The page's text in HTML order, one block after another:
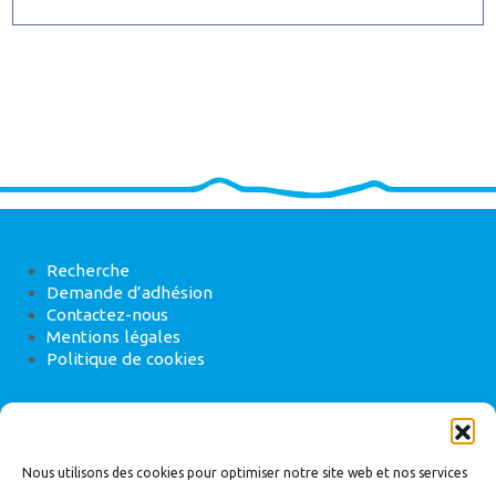
Nous utilisons des cookies pour optimiser notre site web et nos services
Recherche
Demande d’adhésion
Contactez-nous
Mentions légales
Politique de cookies